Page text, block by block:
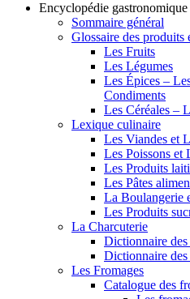
Encyclopédie gastronomique
Sommaire général
Glossaire des produits
Les Fruits
Les Légumes
Les Épices –
Condiments
Les Céréales –
Lexique culinaire
Les Viandes et
Les Poissons et
Les Produits
Les Pâtes
La Boulangerie
Les Produits
La Charcuterie
Dictionnaire des
Dictionnaire des
Les Fromages
Catalogue des